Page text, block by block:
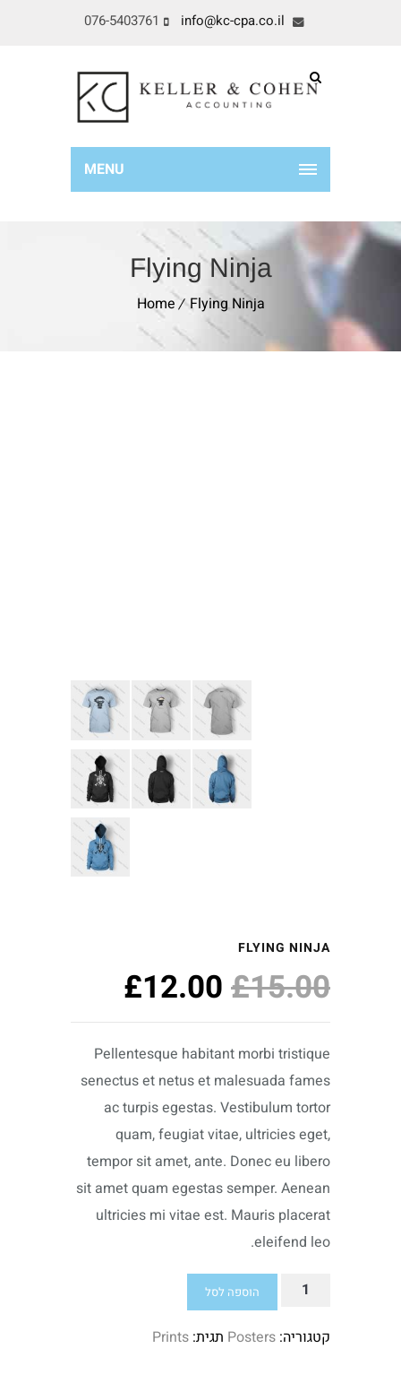
076-5403761
MENU
Flying Ninja
Home Flying Ninja
FLYING NINJA
£15.00
£12.00
Pellentesque habitant morbi tristique
senectus et netus et malesuada fames
ac turpis egestas. Vestibulum tortor
quam, feugiat vitae, ultricies eget,
tempor sit amet, ante. Donec eu libero
sit amet quam egestas semper. Aenean
ultricies mi vitae est. Mauris placerat
eleifend leo.
כמות
Flying
הוספה לסל
קטגוריה: Posters תגית: Prints